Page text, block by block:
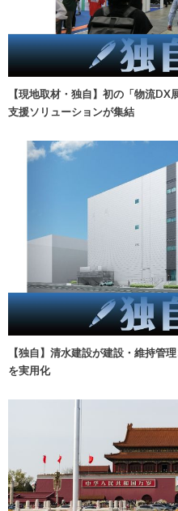
【現地取材・独自】初の「物流
支援ソリューションが集結
【独自】清水建設が建設・維持管
を実用化